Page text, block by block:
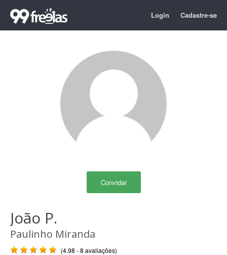
Login Cadastre-se
Convidar
João P.
Paulinho Miranda
(4.98 - 8 avaliações)